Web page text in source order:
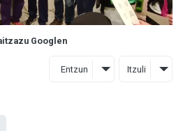
Googlen
Entzun Itzuli